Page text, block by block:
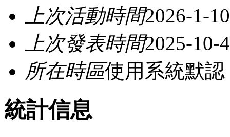
上次活動時間2026-1-
上次發表時間2025-10-
所在時區使用系統默認
統計信息